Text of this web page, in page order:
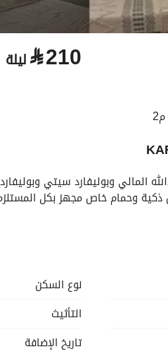
⃁210 ليلة
نوع السكن
التأثيث
تاريخ الإضافة